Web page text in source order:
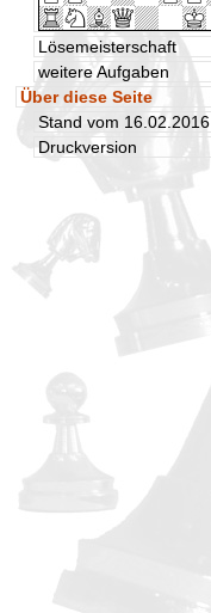
Lösemeisterschaft
weitere Aufgaben
Über diese Seite
Stand vom 16.02.2016
Druckversion